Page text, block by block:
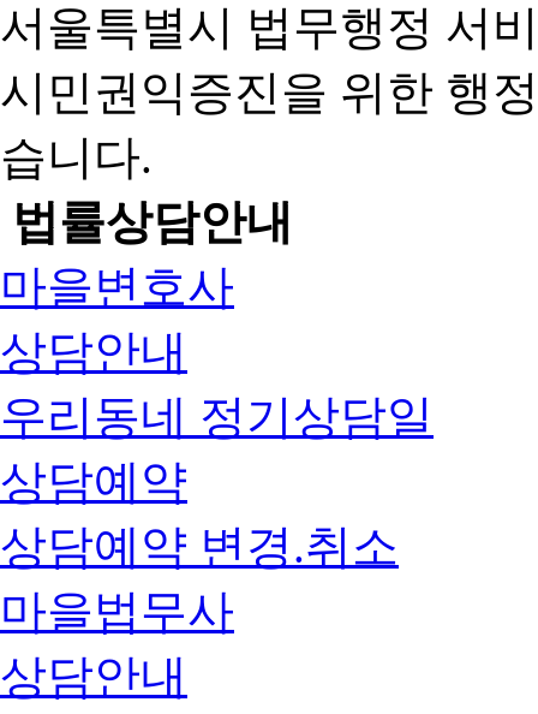
서울특별시 법무행정 서
시민권익증진을 위한 행
습니다.
법률상담안내
마을변호사
상담안내
우리동네 정기상담일
상담예약
상담예약 변경.취소
마을법무사
상담안내